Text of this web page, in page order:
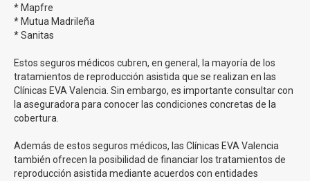
Precios inseminación artificial en Clínicas EVA
EnClinicas Eva puedes realizar tu Inseminación
Artificial desde 620€.
Disponen de una financiación para todos sus tratamientos.
Todos nuestros tratamientos:
Fecundación in vitro - FIV
FIV con Semen de Donante
* Mapfre
* Mutua Madrileña
* Sanitas
Estos seguros médicos cubren, en general, la mayoría de los
tratamientos de reproducción asistida que se realizan en las
Clínicas EVA Valencia. Sin embargo, es importante consultar con
la aseguradora para conocer las condiciones concretas de la
cobertura.
Además de estos seguros médicos, las Clínicas EVA Valencia
también ofrecen la posibilidad de financiar los tratamientos de
reproducción asistida mediante acuerdos con entidades